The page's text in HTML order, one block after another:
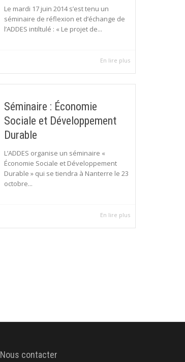
Le mardi 17 juin 2014 s’est tenu un
séminaire de réflexion et d’échange de
l’ADDES intiltulé : « Le projet de...
En lire plus
Séminaire : Économie
Sociale et Développement
Durable
L’ADDES organise un séminaire «
Économie Sociale et Développement
Durable » qui se tiendra à Nanterre le 23
octobre...
En lire plus
Nous contacter